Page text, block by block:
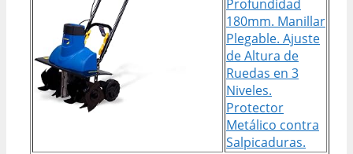
Profundidad
180mm. Manillar
Plegable. Ajuste
de Altura de
Ruedas en 3
Niveles.
Protector
Metálico contra
Salpicaduras.